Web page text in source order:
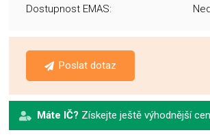
Dostupnost EMAS:
Poslat dotaz
Máte IČ? Získejte ještě výhodnější